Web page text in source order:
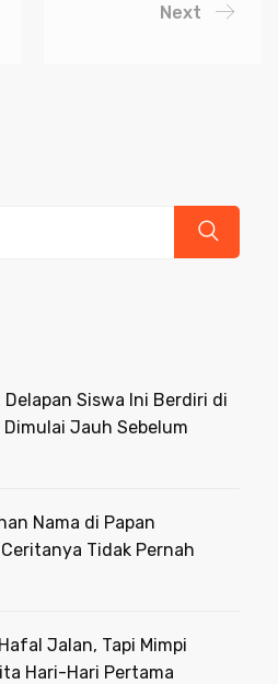
Next
Siswa Ini Berdiri di
Jauh Sebelum
Nama di Papan
Tidak Pernah
Jalan, Tapi Mimpi
Hari-Hari Pertama